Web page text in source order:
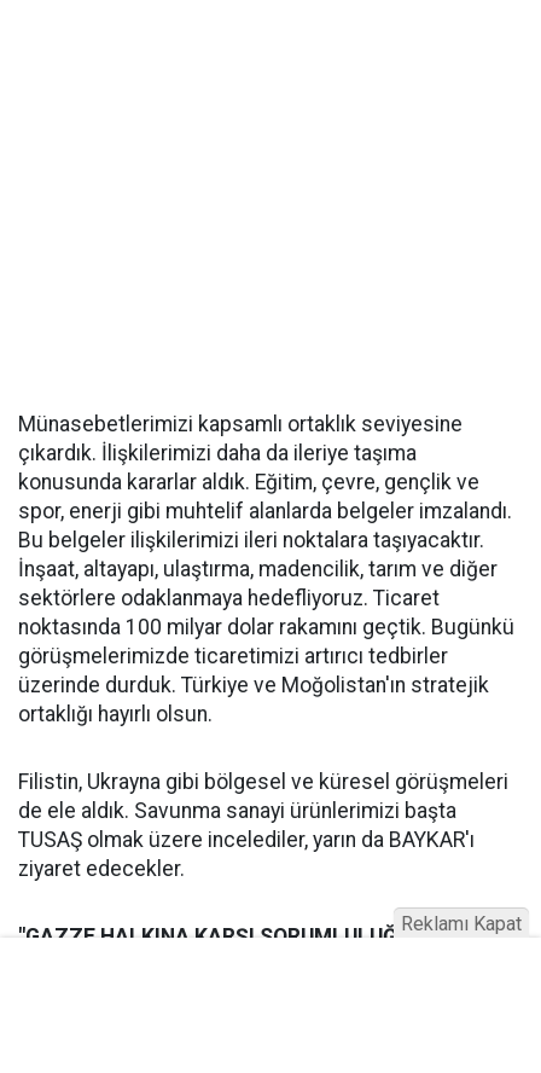
Münasebetlerimizi kapsamlı ortaklık seviyesine
çıkardık. İlişkilerimizi daha da ileriye taşıma
konusunda kararlar aldık. Eğitim, çevre, gençlik ve
spor, enerji gibi muhtelif alanlarda belgeler imzalandı.
Bu belgeler ilişkilerimizi ileri noktalara taşıyacaktır.
İnşaat, altayapı, ulaştırma, madencilik, tarım ve diğer
sektörlere odaklanmaya hedefliyoruz. Ticaret
noktasında 100 milyar dolar rakamını geçtik. Bugünkü
görüşmelerimizde ticaretimizi artırıcı tedbirler
üzerinde durduk. Türkiye ve Moğolistan'ın stratejik
ortaklığı hayırlı olsun.
Filistin, Ukrayna gibi bölgesel ve küresel görüşmeleri
de ele aldık. Savunma sanayi ürünlerimizi başta
TUSAŞ olmak üzere incelediler, yarın da BAYKAR'ı
ziyaret edecekler.
"GAZZE HALKINA KARŞI SORUMLULUĞU YERİNE
Reklamı Kapat